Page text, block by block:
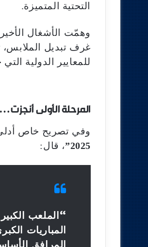
التحتية المتميزة.
وهمّت الأشغال
غرف تبديل الملابس،
للمعايير الدولية
المرحلة الأولى
وفي تصريح خاص
2025” ، قال:
المباريات
المرافق